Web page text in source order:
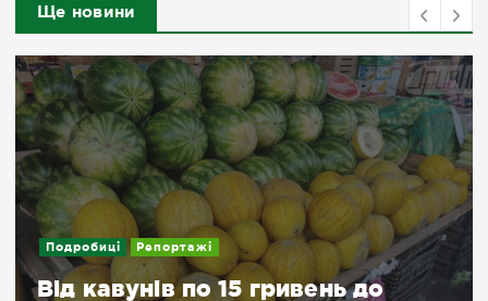
Ще новини
Зрадники і вироки Новини